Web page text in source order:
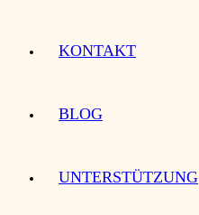
KONTAKT
BLOG
UNTERSTÜTZUNG